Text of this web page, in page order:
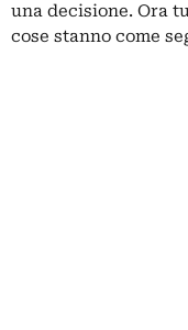
una decisione. Ora
cose stanno come